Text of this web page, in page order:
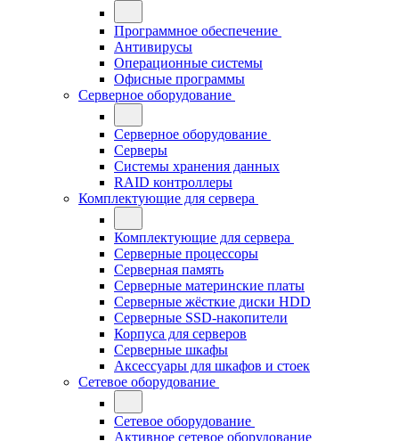
Программное обеспечение
Антивирусы
Операционные системы
Офисные программы
Серверное оборудование
Серверное оборудование
Серверы
Системы хранения данных
RAID контроллеры
Комплектующие для сервера
Комплектующие для сервера
Серверные процессоры
Серверная память
Серверные материнские платы
Серверные жёсткие диски HDD
Серверные SSD-накопители
Корпуса для серверов
Серверные шкафы
Аксессуары для шкафов и стоек
Сетевое оборудование
Сетевое оборудование
Активное сетевое оборудование